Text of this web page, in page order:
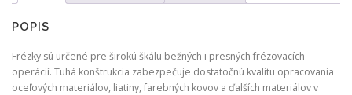
POPIS
Frézky sú určené pre širokú škálu bežných i presných frézovacích
operácií. Tuhá konštrukcia zabezpečuje dostatočnú kvalitu opracovania
oceľových materiálov, liatiny, farebných kovov a ďalších materiálov v